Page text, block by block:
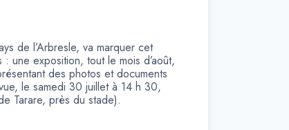
de l’Arbresle, va marquer cet
une exposition, tout le mois d’août,
des photos et documents
le samedi 30 juillet à 14 h 30,
Tarare, près du stade).